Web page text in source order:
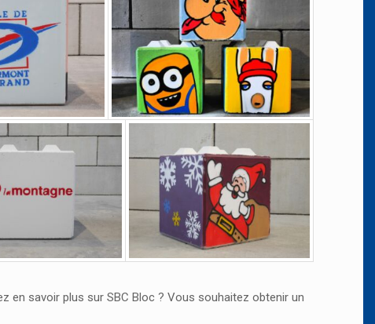
en savoir plus sur SBC Bloc ? Vous souhaitez obtenir un